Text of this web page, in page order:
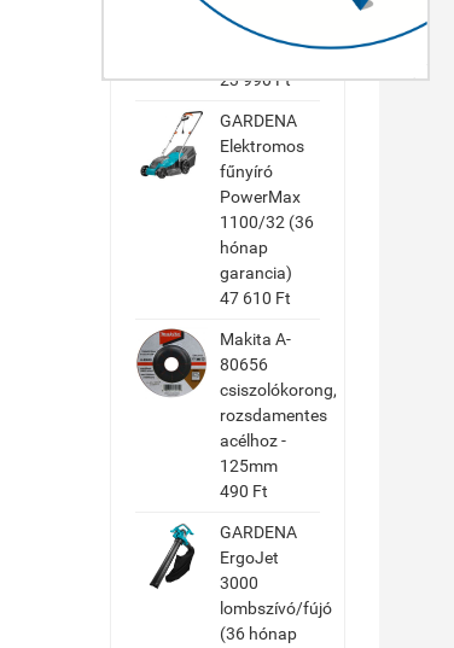
(36 hónap
23 990 Ft
GARDENA
Elektromos
fűnyíró
PowerMax
1100/32 (36
hónap
garancia)
47 610 Ft
Makita A-
80656
csiszolókorong,
rozsdamentes
acélhoz -
125mm
490 Ft
GARDENA
ErgoJet
3000
lombszívó/fújó
(36 hónap